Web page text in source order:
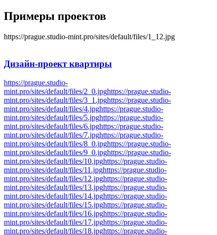
Примеры проектов
https://prague.studio-mint.pro/sites/default/files/1_12.jpg
Дизайн-проектквартиры
https://prague.studio-
mint.pro/sites/default/files/2_0.jpghttps://prague.studio-
mint.pro/sites/default/files/3_1.jpghttps://prague.studio-
mint.pro/sites/default/files/4.jpghttps://prague.studio-
mint.pro/sites/default/files/5.jpghttps://prague.studio-
mint.pro/sites/default/files/6.jpghttps://prague.studio-
mint.pro/sites/default/files/7.jpghttps://prague.studio-
mint.pro/sites/default/files/8_0.jpghttps://prague.studio-
mint.pro/sites/default/files/9_0.jpghttps://prague.studio-
mint.pro/sites/default/files/10.jpghttps://prague.studio-
mint.pro/sites/default/files/11.jpghttps://prague.studio-
mint.pro/sites/default/files/12.jpghttps://prague.studio-
mint.pro/sites/default/files/13.jpghttps://prague.studio-
mint.pro/sites/default/files/14.jpghttps://prague.studio-
mint.pro/sites/default/files/15.jpghttps://prague.studio-
mint.pro/sites/default/files/16.jpghttps://prague.studio-
mint.pro/sites/default/files/17.jpghttps://prague.studio-
mint.pro/sites/default/files/18.jpghttps://prague.studio-